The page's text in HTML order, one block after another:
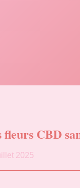
fleurs CBD
2025